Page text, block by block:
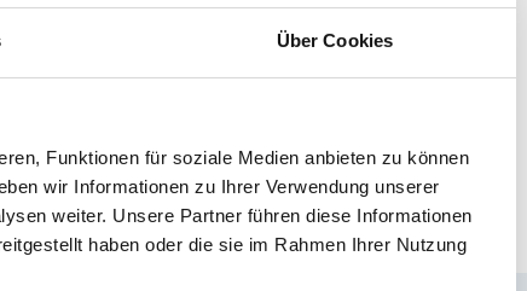
Über Cookies
Funktionen für soziale Medien anbieten zu können
wir Informationen zu Ihrer Verwendung unserer
weiter. Unsere Partner führen diese Informationen
haben oder die sie im Rahmen Ihrer Nutzung